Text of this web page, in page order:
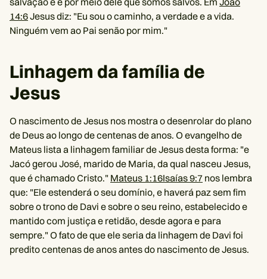
14:6Jesus diz: "Eu sou o caminho, a verdade e a vida.
Ninguém vem ao Pai senão por mim."
Linhagem da família de
Jesus
O nascimento de Jesus nos mostra o desenrolar do plano
de Deus ao longo de centenas de anos. O evangelho de
Mateus lista a linhagem familiar de Jesus desta forma: "e
Jacó gerou José, marido de Maria, da qual nasceu Jesus,
que é chamado Cristo." Mateus 1:16Isaías 9:7 nos lembra
que: "Ele estenderá o seu domínio, e haverá paz sem fim
sobre o trono de Davi e sobre o seu reino, estabelecido e
mantido com justiça e retidão, desde agora e para
sempre." O fato de que ele seria da linhagem de Davi foi
predito centenas de anos antes do nascimento de Jesus.